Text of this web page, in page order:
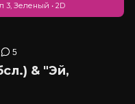
3, Зеленый • 2D
5
& "Эй,